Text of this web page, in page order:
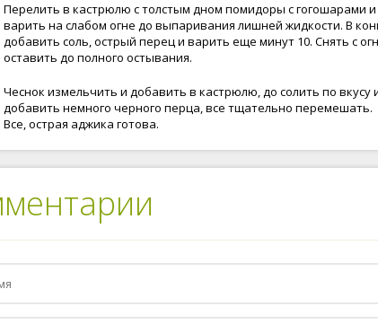
Перелить в кастрюлю с толстым дном помидоры с гогошарами и
варить на слабом огне до выпаривания лишней жидкости. В
добавить соль, острый перец и варить еще минут 10. Снять с
оставить до полного остывания.
Чеснок измельчить и добавить в кастрюлю, до солить по вкусу
добавить немного черного перца, все тщательно перемешать.
Все, острая аджика готова.